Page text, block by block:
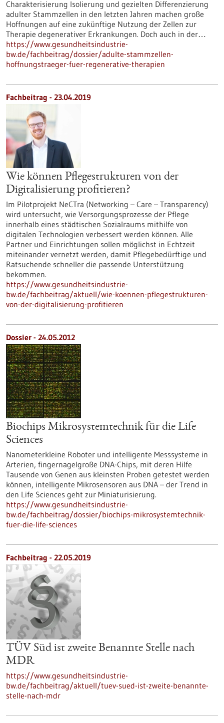
Charakterisierung Isolierung und gezielten Differenzierung
adulter Stammzellen in den letzten Jahren machen große
Hoffnungen auf eine zukünftige Nutzung der Zellen zur
Therapie degenerativer Erkrankungen. Doch auch in der…
https://www.gesundheitsindustrie-
bw.de/fachbeitrag/dossier/adulte-stammzellen-
hoffnungstraeger-fuer-regenerative-therapien
Fachbeitrag - 23.04.2019
Wie können Pflegestrukturen von der
Digitalisierung profitieren?
Im Pilotprojekt NeCTra (Networking – Care – Transparency)
wird untersucht, wie Versorgungsprozesse der Pflege
innerhalb eines städtischen Sozialraums mithilfe von
digitalen Technologien verbessert werden können. Alle
Partner und Einrichtungen sollen möglichst in Echtzeit
miteinander vernetzt werden, damit Pflegebedürftige und
Ratsuchende schneller die passende Unterstützung
bekommen.
https://www.gesundheitsindustrie-
bw.de/fachbeitrag/aktuell/wie-koennen-pflegestrukturen-
von-der-digitalisierung-profitieren
Dossier - 24.05.2012
Biochips Mikrosystemtechnik für die Life
Sciences
Nanometerkleine Roboter und intelligente Messsysteme in
Arterien, fingernagelgroße DNA-Chips, mit deren Hilfe
Tausende von Genen aus kleinsten Proben getestet werden
können, intelligente Mikrosensoren aus DNA – der Trend in
den Life Sciences geht zur Miniaturisierung.
https://www.gesundheitsindustrie-
bw.de/fachbeitrag/dossier/biochips-mikrosystemtechnik-
fuer-die-life-sciences
Fachbeitrag - 22.05.2019
TÜV Süd ist zweite Benannte Stelle nach
MDR
https://www.gesundheitsindustrie-
bw.de/fachbeitrag/aktuell/tuev-sued-ist-zweite-benannte-
stelle-nach-mdr